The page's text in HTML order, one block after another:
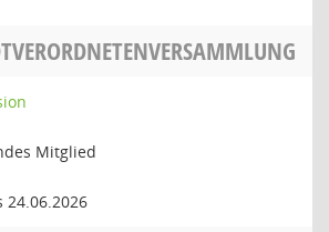
Mitglied
24.06.2026